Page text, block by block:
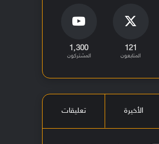
121
المتابعون
1٬300
المشتركون
الأخيرة تعليقات